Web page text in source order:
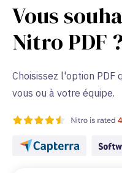
Vous
Nitro PDF ?
Choisissez l'option PDF
vous ou à votre équipe.